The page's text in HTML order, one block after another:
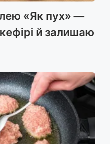
«Як пух» —
й залишаю